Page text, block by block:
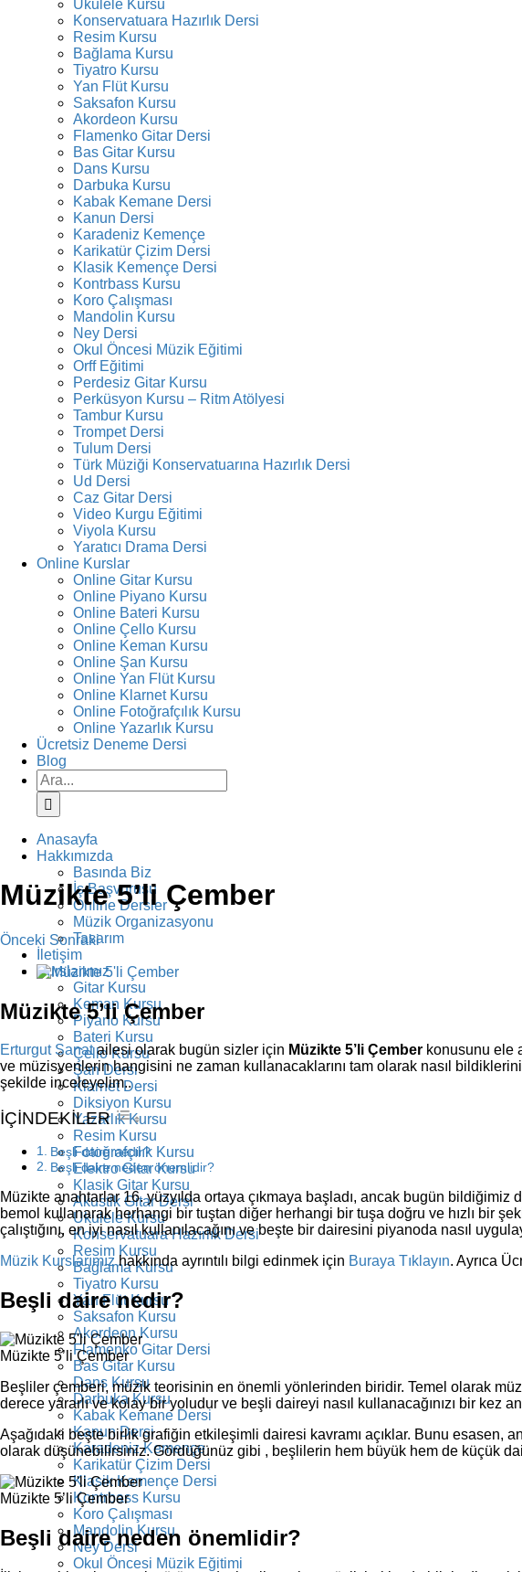
Ukulele Kursu
Konservatuara Hazırlık Dersi
Resim Kursu
Bağlama Kursu
Tiyatro Kursu
Yan Flüt Kursu
Saksafon Kursu
Akordeon Kursu
Flamenko Gitar Dersi
Bas Gitar Kursu
Dans Kursu
Darbuka Kursu
Kabak Kemane Dersi
Kanun Dersi
Karadeniz Kemençe
Karikatür Çizim Dersi
Klasik Kemençe Dersi
Kontrbass Kursu
Koro Çalışması
Mandolin Kursu
Ney Dersi
Okul Öncesi Müzik Eğitimi
Orff Eğitimi
Perdesiz Gitar Kursu
Perküsyon Kursu – Ritm Atölyesi
Tambur Kursu
Trompet Dersi
Tulum Dersi
Türk Müziği Konservatuarına Hazırlık Dersi
Ud Dersi
Caz Gitar Dersi
Video Kurgu Eğitimi
Viyola Kursu
Yaratıcı Drama Dersi
Online Kurslar
Online Gitar Kursu
Online Piyano Kursu
Online Bateri Kursu
Online Çello Kursu
Online Keman Kursu
Online Şan Kursu
Online Yan Flüt Kursu
Online Klarnet Kursu
Online Fotoğrafçılık Kursu
Online Yazarlık Kursu
Ücretsiz Deneme Dersi
Blog
Ara:
Anasayfa
Hakkımızda
Basında Biz
İş Başvurusu
Online Dersler
Müzik Organizasyonu
Tasarım
İletişim
Kurslarımız
Gitar Kursu
Keman Kursu
Piyano Kursu
Bateri Kursu
Çello Kursu
Şan Dersi
Klarnet Dersi
Diksiyon Kursu
Yazarlık Kursu
Resim Kursu
Fotoğrafçılık Kursu
Elektro Gitar Kursu
Klasik Gitar Kursu
Akustik Gitar Dersi
Ukulele Kursu
Konservatuara Hazırlık Dersi
Resim Kursu
Bağlama Kursu
Tiyatro Kursu
Yan Flüt Kursu
Saksafon Kursu
Akordeon Kursu
Flamenko Gitar Dersi
Bas Gitar Kursu
Dans Kursu
Darbuka Kursu
Kabak Kemane Dersi
Kanun Dersi
Karadeniz Kemençe
Karikatür Çizim Dersi
Klasik Kemençe Dersi
Kontrbass Kursu
Koro Çalışması
Mandolin Kursu
Ney Dersi
Okul Öncesi Müzik Eğitimi
Müzikte 5’li Çember
Önceki Sonraki
View
Larger
Image
Müzikte 5’li Çember
Erturgut Sanatailesi olarak bugün sizler için Müzikte 5’li Çember konusunu ele
ve müzisyenlerin hangisini ne zaman kullanacaklarını tam olarak nasıl
şekilde inceleyelim..
İÇİNDEKİLER
Beşli daire nedir?
Beşli daire neden önemlidir?
Müzikte anahtarlar 16. yüzyılda ortaya çıkmaya başladı, ancak bugün bildiğimiz
bemol kullanarak herhangi bir tuştan diğer herhangi bir tuşa doğru ve hızlı bir
çalıştığını, en iyi nasıl kullanılacağını ve beşte bir dairesini piyanoda nasıl
Müzik Kurslarımızhakkında ayrıntılı bilgi edinmek için Buraya Tıklayın. Ayrıca
Beşli daire nedir?
Müzikte 5’li Çember
Beşliler çemberi, müzik teorisinin en önemli yönlerinden biridir. Temel olarak
derece yararlı ve kolay bir yoludur ve beşli daireyi nasıl kullanacağınızı bir kez
Aşağıdaki beşte birlik grafiğin etkileşimli dairesi kavramı açıklar. Bunu esasen,
olarak düşünebilirsiniz. Gördüğünüz gibi , beşlilerin hem büyük hem de küçük
Müzikte 5’li Çember
Beşli daire neden önemlidir?